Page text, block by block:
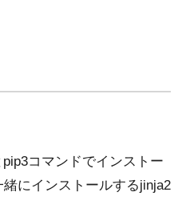
コマンドでインストー
にインストールするjinja2